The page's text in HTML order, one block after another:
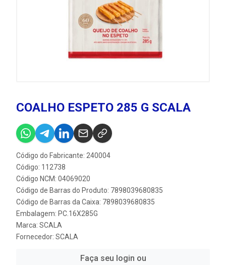
COALHO ESPETO 285 G SCALA
Código do Fabricante: 240004
Código: 112738
Código NCM: 04069020
Código de Barras do Produto: 7898039680835
Código de Barras da Caixa: 7898039680835
Embalagem: PC.16X285G
Marca: SCALA
Fornecedor: SCALA
Faça seu login ou